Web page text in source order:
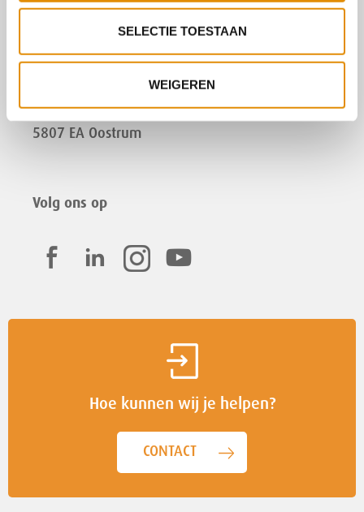
SELECTIE TOESTAAN
WEIGEREN
info@stevig.nl
Wanssumseweg 14
5807 EA Oostrum
Volg ons op
Hoe kunnen wij je helpen?
CONTACT